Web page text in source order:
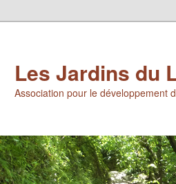
Les Jardins du
Association pour le développement